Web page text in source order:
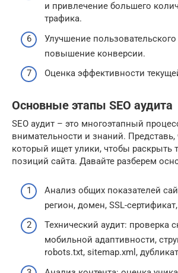
и привлечение большего
трафика.
Улучшение
повышение конверсии.
Оценка эффективности
Основные этапы SEO аудита
SEO аудит – это многоэтапный
внимательности и знаний. Представь,
который ищет улики, чтобы раскрыть
позиций сайта. Давайте разберем
Анализ общих показателей
регион, домен, SSL-
Технический аудит: проверка
мобильной адаптивности,
robots.txt, sitemap.xml,